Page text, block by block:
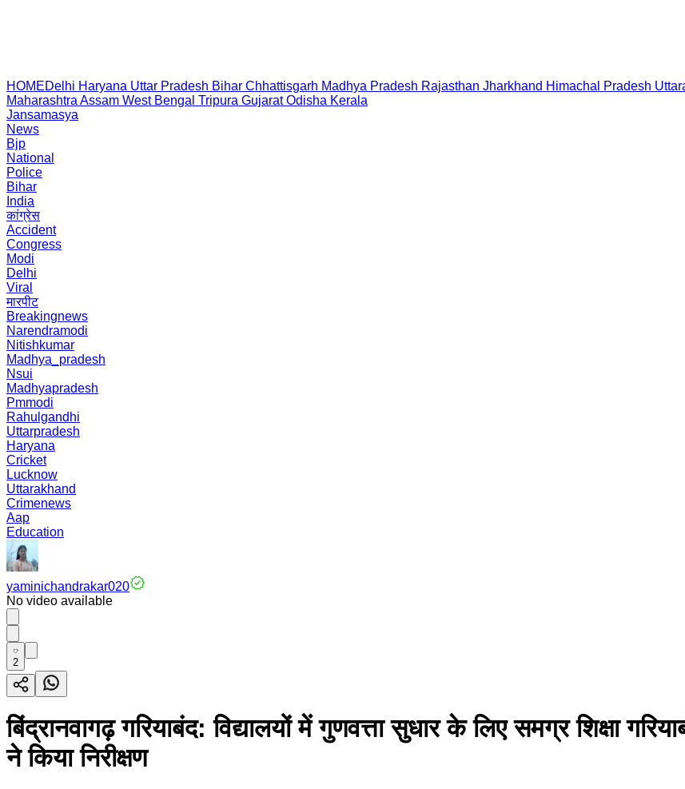
HOMEDelhi Haryana Uttar Pradesh Bihar Chhattisgarh Madhya Pradesh Rajasthan Jharkhand Himachal Pradesh
Maharashtra Assam West Bengal Tripura Gujarat Odisha Kerala
Jansamasya
News
Bjp
National
Police
Bihar
India
कांग्रेस
Accident
Congress
Modi
Delhi
Viral
मारपीट
Breakingnews
Narendramodi
Nitishkumar
Madhya_pradesh
Nsui
Madhyapradesh
Pmmodi
Rahulgandhi
Uttarpradesh
Haryana
Cricket
Lucknow
Uttarakhand
Crimenews
Aap
Education
yaminichandrakar020
No video available
2
बिंद्रानवागढ़ गरियाबंद: विद्यालयों में गुणवत्ता सुधार के लिए समग्र शिक्षा
ने किया निरीक्षण